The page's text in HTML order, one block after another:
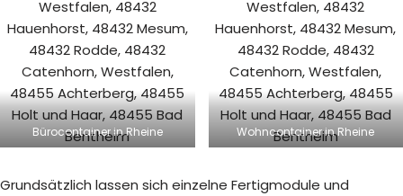
Bürocontainer in Rheine Wohncontainer in Rheine
Grundsätzlich lassen sich einzelne Fertigmodule und